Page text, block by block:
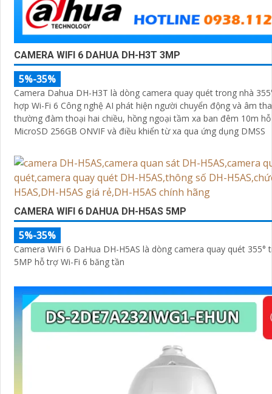
CAMERA WIFI 6 DAHUA DH-H3T 3MP
5%-35%
Camera Dahua DH-H3T là dòng camera quay quét trong nhà
hợp Wi-Fi 6 Công nghệ AI phát hiện người chuyển động và âm
thường đàm thoại hai chiều, hồng ngoại tầm xa ban đêm 10m
MicroSD 256GB ONVIF và điều khiển từ xa qua ứng dụng DMSS
CAMERA WIFI 6 DAHUA DH-H5AS 5MP
5%-35%
Camera WiFi 6 DaHua DH-H5AS là dòng camera quay quét 355°
5MP hỗ trợ Wi-Fi 6 băng tần